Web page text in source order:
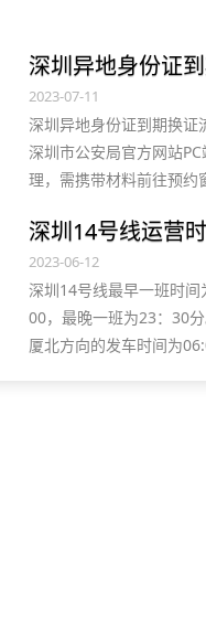
2023-07-11
深圳异地身份证到期换证
深圳市公安局官方网站
理，需携带材料前往预约
照片回执和其他有效身份
16周岁者还需携带监护人
2023-06-12
深圳14号线最早一班时间
00，最晚一班为23：30
厦北方向的发车时间为